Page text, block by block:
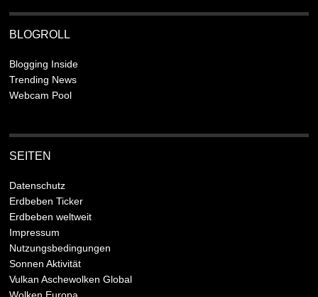
BLOGROLL
Blogging Inside
Trending News
Webcam Pool
SEITEN
Datenschutz
Erdbeben Ticker
Erdbeben weltweit
Impressum
Nutzungsbedingungen
Sonnen Aktivität
Vulkan Aschewolken Global